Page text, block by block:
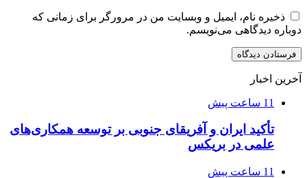
ذخیره نام، ایمیل و وبسایت من در مرورگر برای زمانی که
دوباره دیدگاهی می‌نویسم.
آخرین اخبار
11 ساعت پیش
تأکید ایران و آفریقای جنوبی بر توسعه همکاری‌های
علمی در بریکس
11 ساعت پیش